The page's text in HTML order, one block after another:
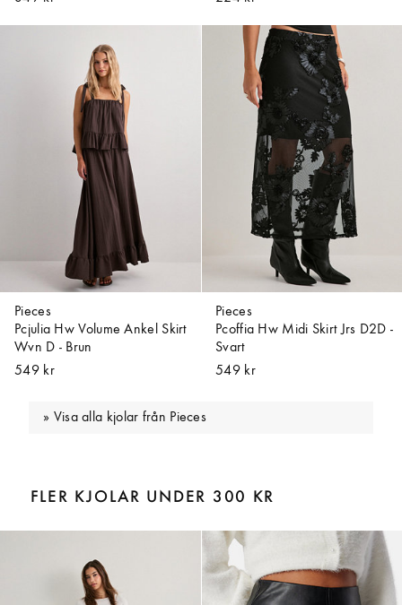
Pieces
Pcjulia Hw Volume Ankel Skirt
Wvn D - Brun
549 kr
Pieces
Pcoffia Hw Midi Skirt Jrs D2D -
Svart
549 kr
Visa alla kjolar från Pieces
FLER KJOLAR UNDER 300 KR